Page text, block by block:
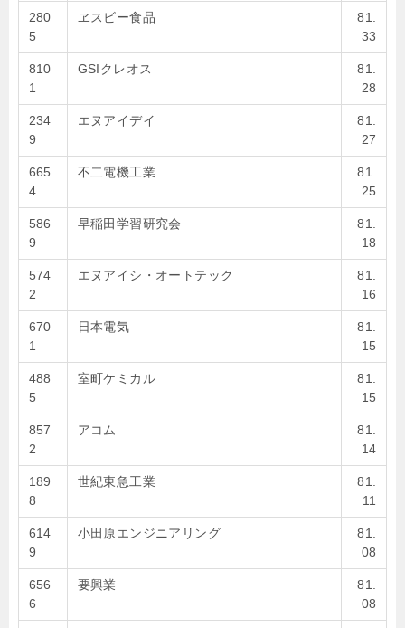
280
5
ヱスビー食品
81.
33
810
1
GSIクレオス
81.
28
234
9
エヌアイデイ
81.
27
665
4
不二電機工業
81.
25
586
9
早稲田学習研究会
81.
18
574
2
エヌアイシ・オートテック
81.
16
670
1
日本電気
81.
15
488
5
室町ケミカル
81.
15
857
2
アコム
81.
14
189
8
世紀東急工業
81.
11
614
9
小田原エンジニアリング
81.
08
656
6
要興業
81.
08